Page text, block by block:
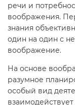
речи и
воображения.
знания
один на один с
воображение.
На основе
разумное
особый вид